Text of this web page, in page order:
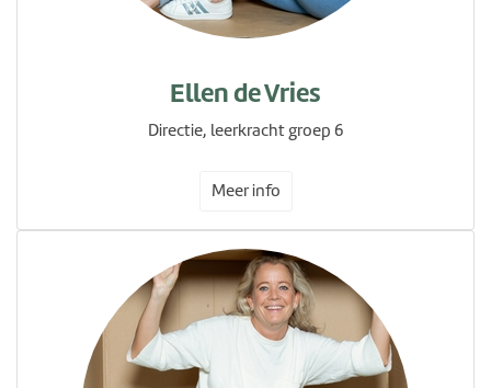
Ellen de Vries
Directie, leerkracht groep 6
Meer info